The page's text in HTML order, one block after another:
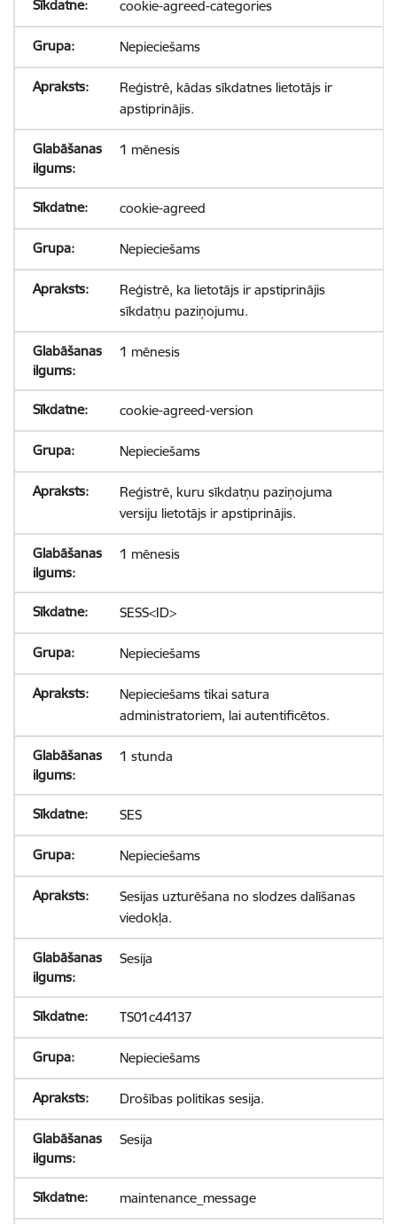
cookie-agreed-categories
Nepieciešams
Reģistrē, kādas sīkdatnes lietotājs ir
apstiprinājis.
1 mēnesis
cookie-agreed
Nepieciešams
Reģistrē, ka lietotājs ir apstiprinājis
sīkdatņu paziņojumu.
1 mēnesis
cookie-agreed-version
Nepieciešams
Reģistrē, kuru sīkdatņu paziņojuma
versiju lietotājs ir apstiprinājis.
1 mēnesis
SESS<ID>
Nepieciešams
Nepieciešams tikai satura
administratoriem, lai autentificētos.
1 stunda
SES
Nepieciešams
Sesijas uzturēšana no slodzes dalīšanas
viedokļa.
Sesija
TS01c44137
Nepieciešams
Drošības politikas sesija.
Sesija
maintenance_message